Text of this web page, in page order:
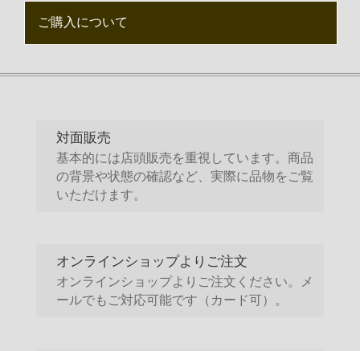
ご購入について
対面販売
基本的には店頭販売を重視しています。商品
の背景や状態の確認など、実際に品物をご覧
いただけます。
オンラインショップよりご注文
オンラインショップよりご注文ください。メ
ールでもご対応可能です（カード可）。